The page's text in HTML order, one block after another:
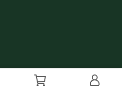
Reserved.
Designed by